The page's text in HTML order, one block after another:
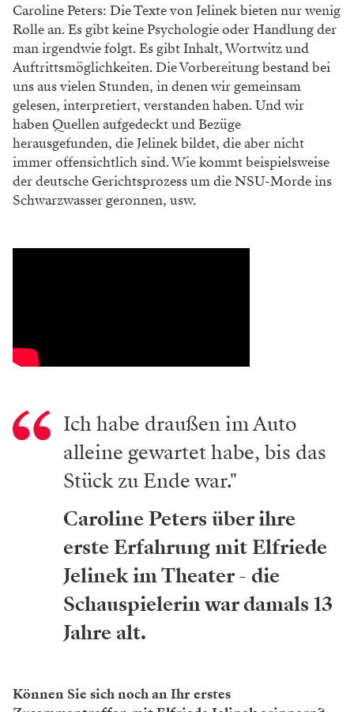
Caroline Peters: Die Texte von Jelinek bieten nur wenig
Rolle an. Es gibt keine Psychologie oder Handlung der
man irgendwie folgt. Es gibt Inhalt, Wortwitz und
Auftrittsmöglichkeiten. Die Vorbereitung bestand bei
uns aus vielen Stunden, in denen wir gemeinsam
gelesen, interpretiert, verstanden haben. Und wir
haben Quellen aufgedeckt und Bezüge
herausgefunden, die Jelinek bildet, die aber nicht
immer offensichtlich sind. Wie kommt beispielsweise
der deutsche Gerichtsprozess um die NSU-Morde ins
Schwarzwasser geronnen, usw.
Ich habe draußen im Auto
alleine gewartet habe, bis das
Stück zu Ende war."
Caroline Peters über ihre
erste Erfahrung mit Elfriede
Jelinek im Theater - die
Schauspielerin war damals 13
Jahre alt.
Können Sie sich noch an Ihr erstes